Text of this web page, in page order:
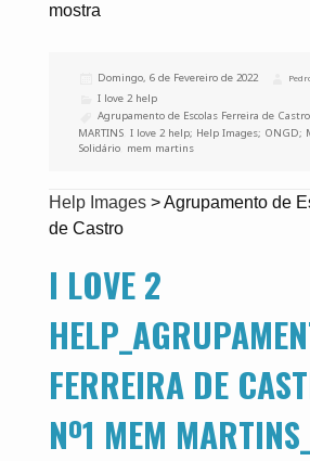
mostra
Publicado
Domingo, 6 de Fevereiro de 2022 Autor
Categorias
I love 2 help
Etiquetas
Agrupamento de Escolas Ferreira de Castro
MARTINS ,I love 2 help; Help Images; ONGD;
Solidário mem martins
Help Images>Agrupamento de
de Castro
I LOVE 2
FERREIRA DE
Nº1 MEM